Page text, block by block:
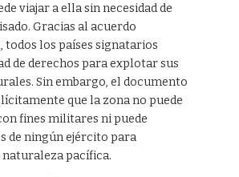
viajar a ella sin necesidad de
Gracias al acuerdo
todos los países signatarios
de derechos para explotar sus
Sin embargo, el documento
que la zona no puede
fines militares ni puede
de ningún ejército para
pacífica.